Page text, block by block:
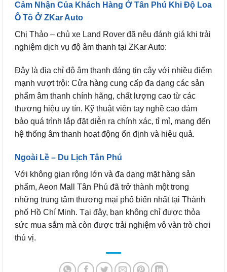
Cảm Nhận Của Khách Hàng Ở Tân Phú Khi Độ Loa
Ô Tô Ở ZKar Auto
Chị Thảo – chủ xe Land Rover đã nêu đánh giá khi trải
nghiệm dịch vụ độ âm thanh tại ZKar Auto:
Đây là địa chỉ độ âm thanh đáng tin cậy với nhiều điểm
mạnh vượt trội: Cửa hàng cung cấp đa dạng các sản
phẩm âm thanh chính hãng, chất lượng cao từ các
thương hiệu uy tín. Kỹ thuật viên tay nghề cao đảm
bảo quá trình lắp đặt diễn ra chính xác, tỉ mỉ, mang đến
hệ thống âm thanh hoạt động ổn định và hiệu quả.
Ngoài Lề – Du Lịch Tân Phú
Với không gian rộng lớn và đa dạng mặt hàng sản
phẩm, Aeon Mall Tân Phú đã trở thành một trong
những trung tâm thương mại phổ biến nhất tại Thành
phố Hồ Chí Minh. Tại đây, bạn không chỉ được thỏa
sức mua sắm mà còn được trải nghiệm vô vàn trò chơi
thú vị.